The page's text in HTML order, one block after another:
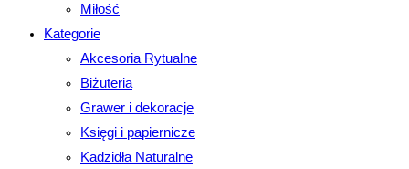
Miłość
Kategorie
Akcesoria Rytualne
Biżuteria
Grawer i dekoracje
Księgi i papiernicze
Kadzidła Naturalne